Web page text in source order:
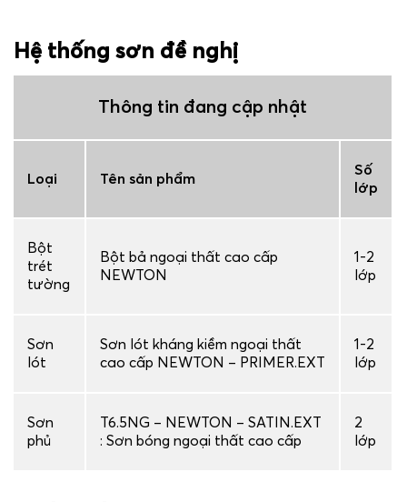
Hệ thống sơn đề nghị
Thông tin đang cập nhật
Loại Tên sản phẩm
Số
lớp
Bột
trét
tường
Bột bả ngoại thất cao cấp
NEWTON
1-2
lớp
Sơn
lót
Sơn lót kháng kiềm ngoại thất
cao cấp NEWTON – PRIMER.EXT
1-2
lớp
Sơn
phủ
T6.5NG – NEWTON – SATIN.EXT
: Sơn bóng ngoại thất cao cấp
2
lớp